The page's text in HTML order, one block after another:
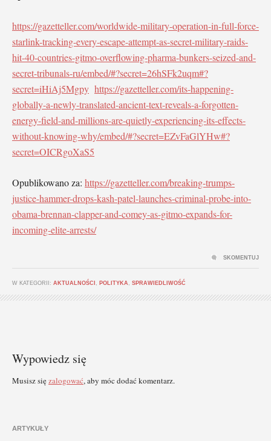
https://gazetteller.com/worldwide-military-operation-in-full-force-
starlink-tracking-every-escape-attempt-as-secret-military-raids-
hit-40-countries-gitmo-overflowing-pharma-bunkers-seized-and-
secret-tribunals-ru/embed/#?secret=26hSFk2uqm#?
secret=iHiAj5Mgpy https://gazetteller.com/its-happening-
globally-a-newly-translated-ancient-text-reveals-a-forgotten-
energy-field-and-millions-are-quietly-experiencing-its-effects-
without-knowing-why/embed/#?secret=EZvFaGlYHw#?
secret=OICRgoXaS5
Opublikowano za: https://gazetteller.com/breaking-trumps-
justice-hammer-drops-kash-patel-launches-criminal-probe-into-
obama-brennan-clapper-and-comey-as-gitmo-expands-for-
incoming-elite-arrests/
W KATEGORII: AKTUALNOŚCI POLITYKA SPRAWIEDLIWOŚĆ
SKOMENTUJ
Wypowiedz się
Musisz sięzalogować, aby móc dodać komentarz.
ARTYKUŁY